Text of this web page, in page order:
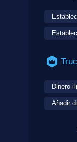
Dinero
Añadir